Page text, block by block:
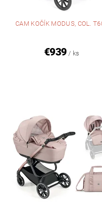
CAM KOČÍK MODUS, COL.
€939 / ks